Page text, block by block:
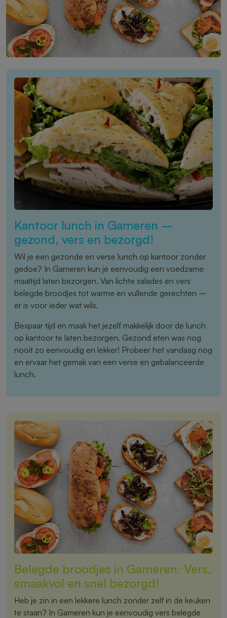
Kantoor lunch in Gameren –
gezond, vers en bezorgd!
Wil je een gezonde en verse lunch op kantoor zonder
gedoe? In Gameren kun je eenvoudig een voedzame
maaltijd laten bezorgen. Van lichte salades en vers
belegde broodjes tot warme en vullende gerechten –
er is voor ieder wat wils.
Bespaar tijd en maak het jezelf makkelijk door de lunch
op kantoor te laten bezorgen. Gezond eten was nog
nooit zo eenvoudig en lekker! Probeer het vandaag nog
en ervaar het gemak van een verse en gebalanceerde
lunch.
Belegde broodjes in Gameren: Vers,
smaakvol en snel bezorgd!
Heb je zin in een lekkere lunch zonder zelf in de keuken
te staan? In Gameren kun je eenvoudig vers belegde